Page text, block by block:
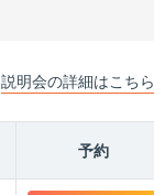
説明会の詳細はこちら
予約